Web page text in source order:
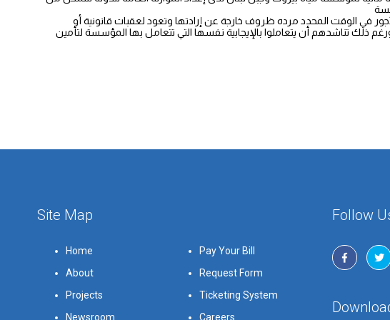
في الوقت المحدد مرده ظروف خارجة عن إرادتها وتعود لعقبات قانونية أو
ذلك تناشدهم أن يتعاملوا بالإيجابية نفسها التي تتعامل بها المؤسسة لتأمين
Site Map
Home
Pay Your Bill
About
Request Form
Projects
Ticketing System
Newsroom
Careers
Follow